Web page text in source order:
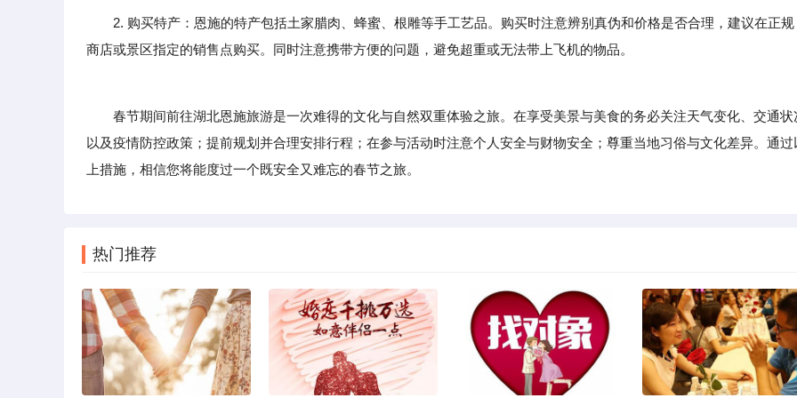
2. 购买特产：恩施的特产包括土家腊肉、蜂蜜、根雕等手工艺品。购买时注意辨别真伪和价格是否合理，建议在正规
商店或景区指定的销售点购买。同时注意携带方便的问题，避免超重或无法带上飞机的物品。
春节期间前往湖北恩施旅游是一次难得的文化与自然双重体验之旅。在享受美景与美食的务必关注天气变化、交通状
以及疫情防控政策；提前规划并合理安排行程；在参与活动时注意个人安全与财物安全；尊重当地习俗与文化差异。通过
上措施，相信您将能度过一个既安全又难忘的春节之旅。
热门推荐